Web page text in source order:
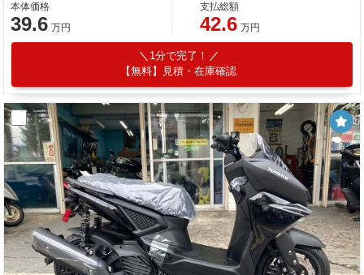
本体価格
39.6 万円
支払総額
42.6 万円
1分で完了！
【無料】見積・在庫確認